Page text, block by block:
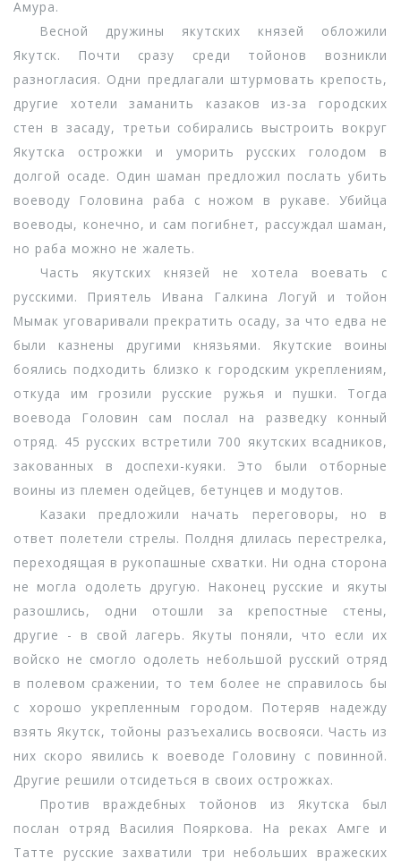
Амура.
Весной дружины якутских князей обложили
Якутск. Почти сразу среди тойонов возникли
разногласия. Одни предлагали штурмовать крепость,
другие хотели заманить казаков из-за городских
стен в засаду, третьи собирались выстроить вокруг
Якутска острожки и уморить русских голодом в
долгой осаде. Один шаман предложил послать убить
воеводу Головина раба с ножом в рукаве. Убийца
воеводы, конечно, и сам погибнет, рассуждал шаман,
но раба можно не жалеть.
Часть якутских князей не хотела воевать с
русскими. Приятель Ивана Галкина Логуй и тойон
Мымак уговаривали прекратить осаду, за что едва не
были казнены другими князьями. Якутские воины
боялись подходить близко к городским укреплениям,
откуда им грозили русские ружья и пушки. Тогда
воевода Головин сам послал на разведку конный
отряд. 45 русских встретили 700 якутских всадников,
закованных в доспехи-куяки. Это были отборные
воины из племен одейцев, бетунцев и модутов.
Казаки предложили начать переговоры, но в
ответ полетели стрелы. Полдня длилась перестрелка,
переходящая в рукопашные схватки. Ни одна сторона
не могла одолеть другую. Наконец русские и якуты
разошлись, одни отошли за крепостные стены,
другие - в свой лагерь. Якуты поняли, что если их
войско не смогло одолеть небольшой русский отряд
в полевом сражении, то тем более не справилось бы
с хорошо укрепленным городом. Потеряв надежду
взять Якутск, тойоны разъехались восвояси. Часть из
них скоро явились к воеводе Головину с повинной.
Другие решили отсидеться в своих острожках.
Против враждебных тойонов из Якутска был
послан отряд Василия Пояркова. На реках Амге и
Татте русские захватили три небольших вражеских